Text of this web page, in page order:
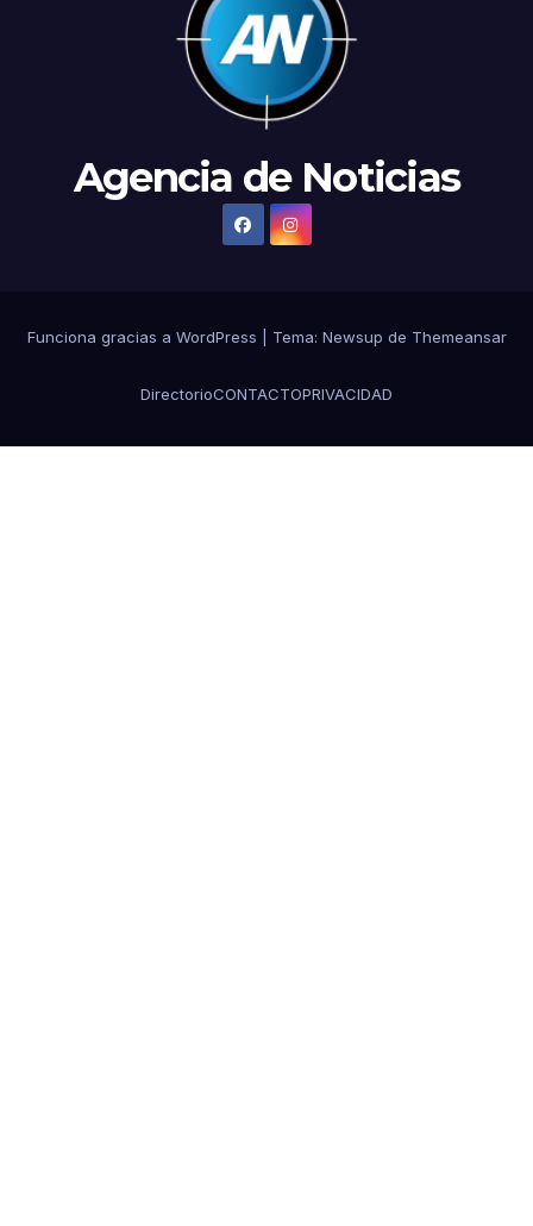
Agencia de Noticias
Funciona gracias a WordPress Tema: Newsup de Themeansar
DirectorioCONTACTOPRIVACIDAD